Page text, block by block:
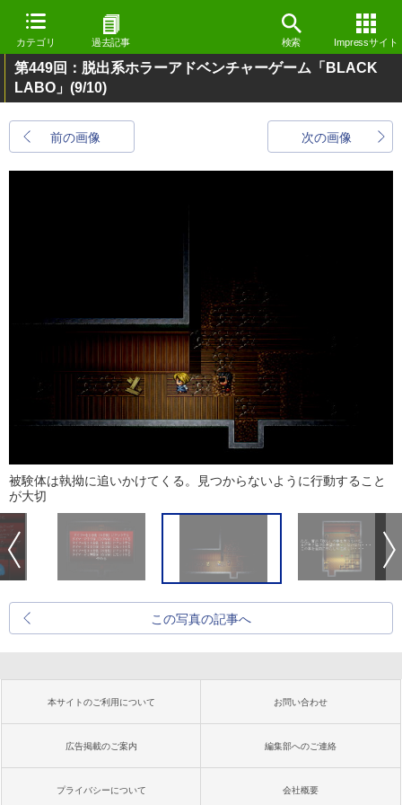
カテゴリ 過去記事 検索 Impressサイト
第449回：脱出系ホラーアドベンチャーゲーム「BLACK
LABO」 (9/10)
前の画像 次の画像
被験体は執拗に追いかけてくる。見つからないように行動すること
が大切
この写真の記事へ
本サイトのご利用について お問い合わせ
広告掲載のご案内 編集部へのご連絡
プライバシーについて 会社概要